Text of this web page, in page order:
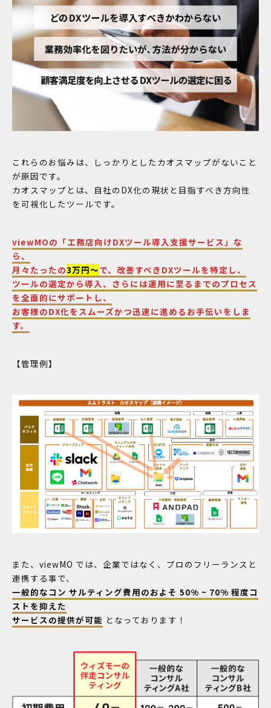
これらのお悩みは、しっかりとしたカオスマップがないこと
が原因です。
カオスマップとは、自社のDX化の現状と目指すべき方向性
を可視化したツールです。
viewMOの「工務店向けDXツール導入支援サービス」な
ら、
月々たったの3万円〜で、改善すべきDXツールを特定し、
ツールの選定から導入、さらには運用に至るまでのプロセス
を全面的にサポートし、
お客様のDX化をスムーズかつ迅速に進めるお手伝いをしま
す。
【管理例】
また、viewMO では、企業ではなく、プロのフリーランスと
連携する事で、
一般的なコン サルティング費用のおよそ 50% ~ 70% 程度コ
ストを抑えた
サービスの提供が可能 となっております！